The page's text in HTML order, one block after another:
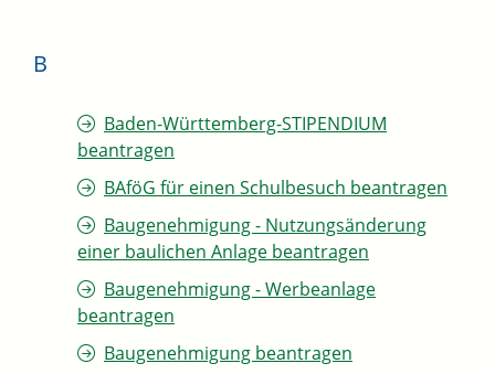
B
Baden-Württemberg-STIPENDIUM
beantragen
BAföG für einen Schulbesuch beantragen
Baugenehmigung - Nutzungsänderung
einer baulichen Anlage beantragen
Baugenehmigung - Werbeanlage
beantragen
Baugenehmigung beantragen